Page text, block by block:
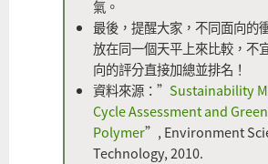
氣。
最後，提醒大家，不同面向的
放在同一個天平上來比較，不
向的評分直接加總並排名！
資料來源：” Sustainability
Cycle Assessment and
Polymer”, Environment
Technology, 2010.